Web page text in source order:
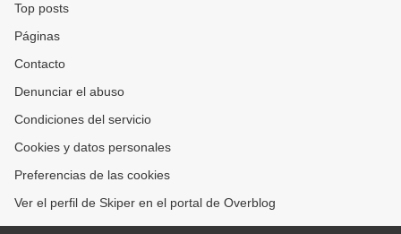
Top posts
Páginas
Contacto
Denunciar el abuso
Condiciones del servicio
Cookies y datos personales
Preferencias de las cookies
Ver el perfil de Skiper en el portal de Overblog